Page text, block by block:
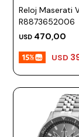
Reloj Maserati
R8873652006
USD 470,00
USD